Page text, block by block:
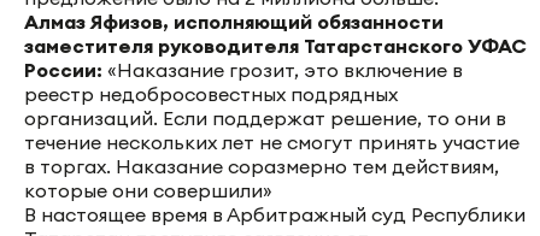
Алмаз Яфизов, исполняющий обязанности
заместителя руководителя Татарстанского УФАС
России: «Наказание грозит, это включение в
реестр недобросовестных подрядных
организаций. Если поддержат решение, то они в
течение нескольких лет не смогут принять участие
в торгах. Наказание соразмерно тем действиям,
которые они совершили»
В настоящее время в Арбитражный суд Республики